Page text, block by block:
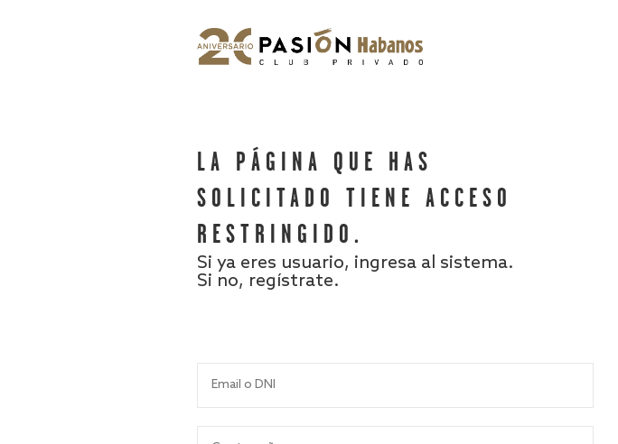
LA PÁGINA QUE HAS
SOLICITADO TIENE ACCESO
RESTRINGIDO.
Si ya eres usuario, ingresa al sistema.
Si no, regístrate.